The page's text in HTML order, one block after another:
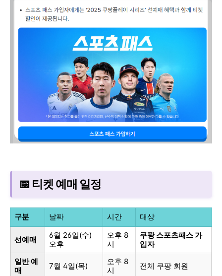
📅 티켓 예매 일정
구분 날짜 시간 대상
선예매
6월 26일(수)
오후
오후 8
시
쿠팡 스포츠패스 가
입자
일반 예
매
7월 4일(목)
오후 8
시
전체 쿠팡 회원